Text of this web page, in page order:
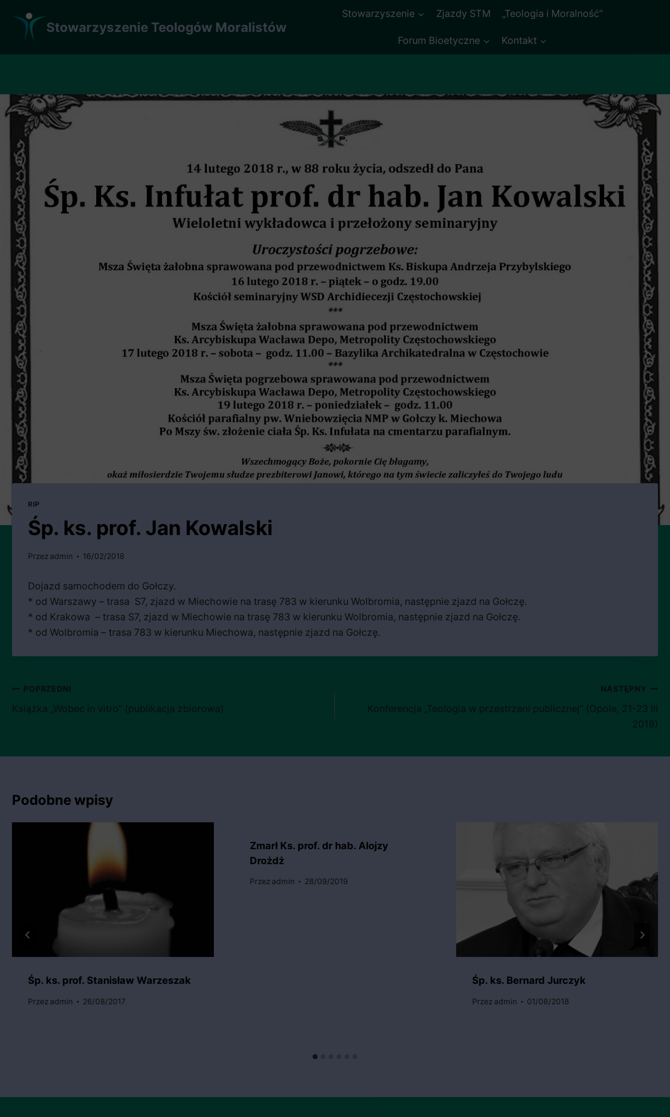
treści
Stowarzyszenie Teologów Moralistów
Stowarzyszenie Zjazdy STM „Teologia i Moralność”
Forum Bioetyczne Kontakt
RIP
Śp. ks. prof. Jan Kowalski
Przez admin 16/02/2018
Dojazd samochodem do Gołczy.
* od Warszawy – trasa S7, zjazd w Miechowie na trasę 783 w kierunku Wolbromia, następnie zjazd na Gołczę.
* od Krakowa – trasa S7, zjazd w Miechowie na trasę 783 w kierunku Wolbromia, następnie zjazd na Gołczę.
* od Wolbromia – trasa 783 w kierunku Miechowa, następnie zjazd na Gołczę.
Nawigacja
wpisu
POPRZEDNI
Książka „Wobec in vitro” (publikacja zbiorowa)
NASTĘPNY
Konferencja „Teologia w przestrzeni publicznej” (Opole, 21-23 III
2018)
Podobne wpisy
Śp. ks. prof. Stanisław Warzeszak
Przez admin 26/08/2017
Zmarł Ks. prof. dr hab. Alojzy
Drożdż
Przez admin 28/09/2019
Śp. ks. Bernard Jurczyk
Przez admin 01/08/2018